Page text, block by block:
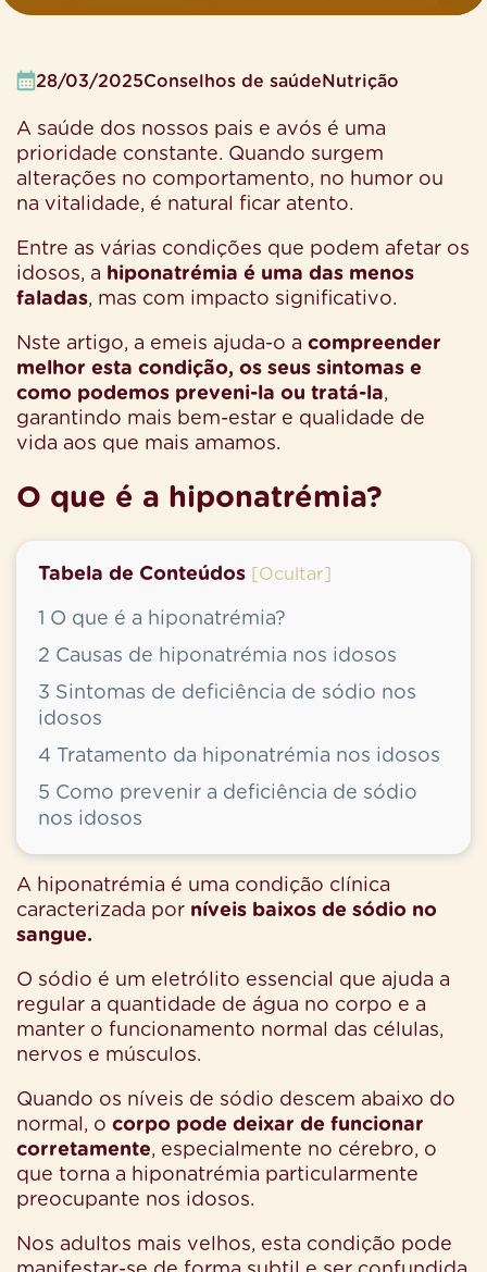
28/03/2025Conselhos de saúde Nutrição
A saúde dos nossos pais e avós é uma
prioridade constante. Quando surgem
alterações no comportamento, no humor ou
na vitalidade, é natural ficar atento.
Entre as várias condições que podem afetar os
idosos, a hiponatrémia é uma das menos
faladas, mas com impacto significativo.
Nste artigo, a emeis ajuda-o a compreender
melhor esta condição, os seus sintomas e
como podemos preveni-la ou tratá-la,
garantindo mais bem-estar e qualidade de
vida aos que mais amamos.
O que é a hiponatrémia?
Tabela de Conteúdos Ocultar
1 O que é a hiponatrémia?
2 Causas de hiponatrémia nos idosos
3 Sintomas de deficiência de sódio nos
idosos
4 Tratamento da hiponatrémia nos idosos
5 Como prevenir a deficiência de sódio
nos idosos
A hiponatrémia é uma condição clínica
caracterizada por níveis baixos de sódio no
sangue.
O sódio é um eletrólito essencial que ajuda a
regular a quantidade de água no corpo e a
manter o funcionamento normal das células,
nervos e músculos.
Quando os níveis de sódio descem abaixo do
normal, o corpo pode deixar de funcionar
corretamente, especialmente no cérebro, o
que torna a hiponatrémia particularmente
preocupante nos idosos.
Nos adultos mais velhos, esta condição pode